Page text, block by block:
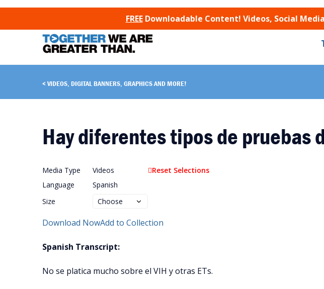
TO CONTENT
FREEDownloadable Content! Videos, Social
VIDEOS, DIGITAL BANNERS, GRAPHICS AND MORE!
Hay diferentes tipos de pruebas
Media Type
Videos
Language
Spanish
Size
Reset Selections
Download NowAdd to Collection
Spanish Transcript:
No se platica mucho sobre el VIH y otras ETs.